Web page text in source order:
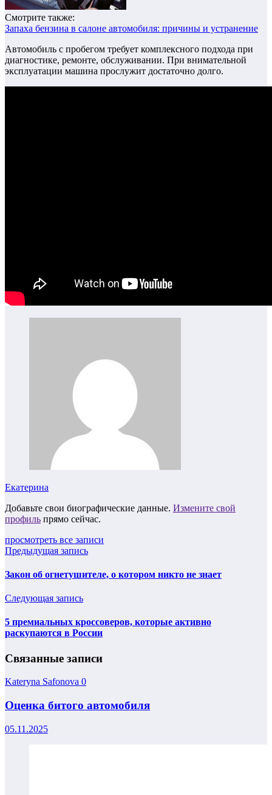
Смотрите также:
Запаха бензина в салоне автомобиля: причины и устранение
Автомобиль с пробегом требует комплексного подхода при
диагностике, ремонте, обслуживании. При внимательной
эксплуатации машина прослужит достаточно долго.
Екатерина
Добавьте свои биографические данные. Измените свой
профиль прямо сейчас.
просмотреть все записи
Предыдущая запись
Закон об огнетушителе, о котором никто не знает
Следующая запись
5 премиальных кроссоверов, которые активно
раскупаются в России
Связанные записи
Kateryna Safonova 0
Оценка битого автомобиля
05.11.2025